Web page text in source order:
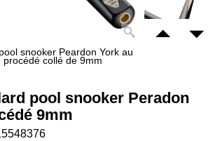
snooker Peardon York au
procédé collé de 9mm
pool snooker Peradon
9mm